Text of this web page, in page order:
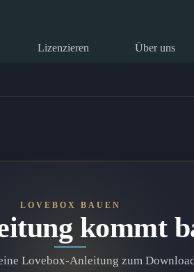
Lizenzieren Über uns
LOVEBOX BAUEN
kommt
Lovebox-Anleitung zum